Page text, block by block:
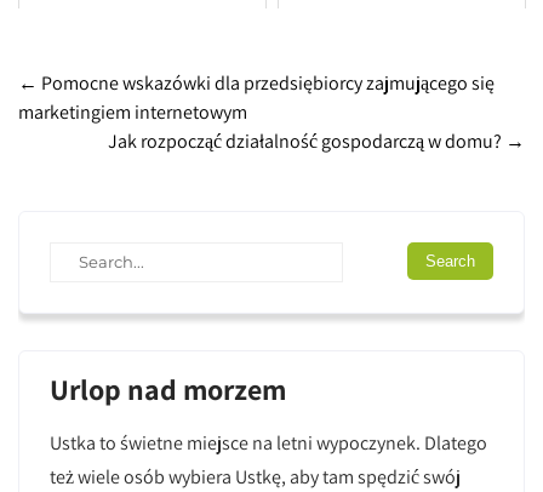
Post
navigation
← Pomocne wskazówki dla przedsiębiorcy zajmującego się
marketingiem internetowym
Jak rozpocząć działalność gospodarczą w domu? →
Urlop nad morzem
Ustka to świetne miejsce na letni wypoczynek. Dlatego
też wiele osób wybiera Ustkę, aby tam spędzić swój